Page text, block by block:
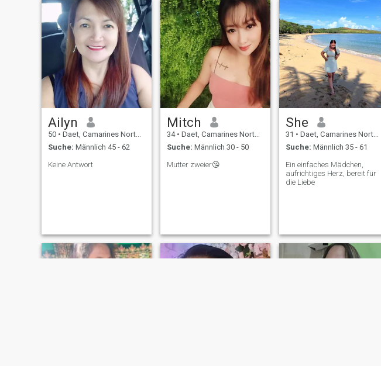
Ailyn
50 • Daet, Camarines Norte, Philippinen
Suche: Männlich 45 - 62
Keine Antwort
Mitch
34 • Daet, Camarines Norte, Philippinen
Suche: Männlich 30 - 50
Mutter zweier😘
She
31 • Daet, Camarines Norte, Philippinen
Suche: Männlich 35 - 61
Ein einfaches Mädchen,
aufrichtiges Herz, bereit für
die Liebe